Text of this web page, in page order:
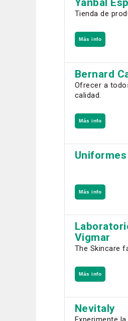
Yanbal
Tienda de
Más info
Bernard
Ofrecer a
calidad.
Más info
Más info
Vigmar
The Skincare
Más info
Nevitaly